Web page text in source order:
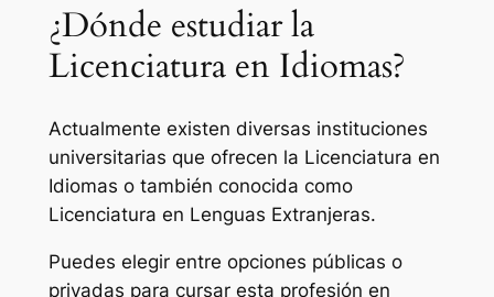
¿Dónde estudiar la
Licenciatura en Idiomas?
Actualmente existen diversas instituciones
universitarias que ofrecen la Licenciatura en
Idiomas o también conocida como
Licenciatura en Lenguas Extranjeras.
Puedes elegir entre opciones públicas o
privadas para cursar esta profesión en